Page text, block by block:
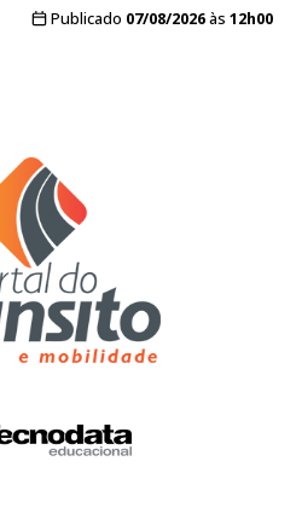
Publicado 07/08/2026às 12h00